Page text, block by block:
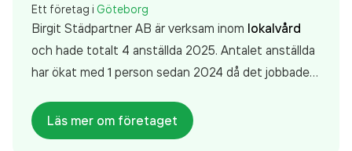
Ett företag i Göteborg
Birgit Städpartner AB är verksam inom lokalvård
och hade totalt 4 anställda 2025. Antalet anställda
har ökat med 1 person sedan 2024 då det jobbade 3
som varit aktivt sedan 2018. Birgit Städpartner AB
omsatte 2 349 000,00 krsenaste räkenskapsåret
Läs mer om företaget